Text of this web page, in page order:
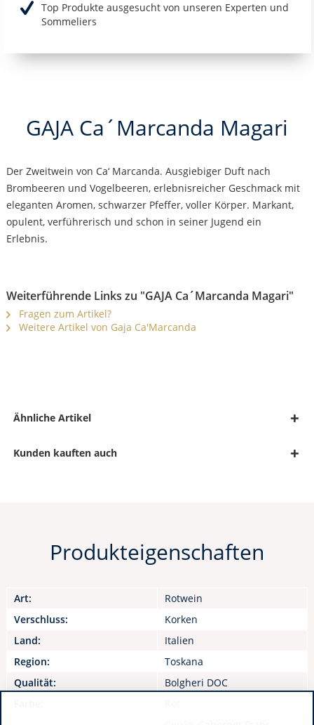
Top Produkte ausgesucht von unseren Experten und
Sommeliers
GAJA Ca´Marcanda Magari
Der Zweitwein von Ca‘ Marcanda. Ausgiebiger Duft nach
Brombeeren und Vogelbeeren, erlebnisreicher Geschmack mit
eleganten Aromen, schwarzer Pfeffer, voller Körper. Markant,
opulent, verführerisch und schon in seiner Jugend ein
Erlebnis.
Weiterführende Links zu "GAJA Ca´Marcanda Magari"
Fragen zum Artikel?
Weitere Artikel von Gaja Ca'Marcanda
Ähnliche Artikel
Kunden kauften auch
Produkteigenschaften
Art:
Rotwein
Verschluss:
Korken
Land:
Italien
Region:
Toskana
Qualität:
Bolgheri DOC